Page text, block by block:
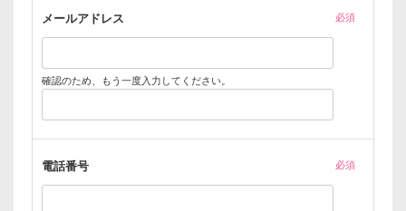
メールアドレス 必須
確認のため、もう一度入力してください。
電話番号 必須